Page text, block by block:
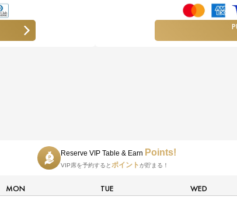
Reserve VIP Table & Earn Points!
VIP席を予約すると ポイント が貯まる！
MON TUE WED